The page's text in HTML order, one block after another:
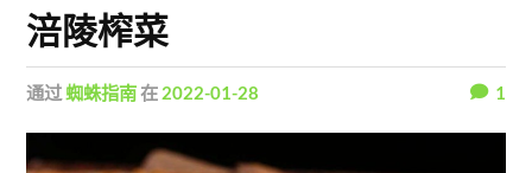
涪陵榨菜
通过蜘蛛指南在 2022-01-28 1